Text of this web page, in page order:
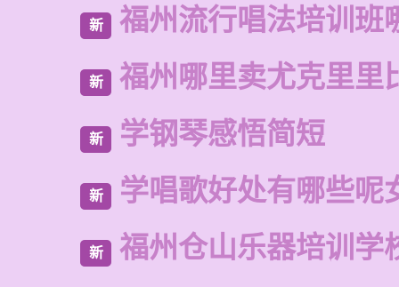
新 福州流行唱法培训班
新 福州哪里卖尤克里里
新 学钢琴感悟简短
新 学唱歌好处有哪些呢
新 福州仓山乐器培训学